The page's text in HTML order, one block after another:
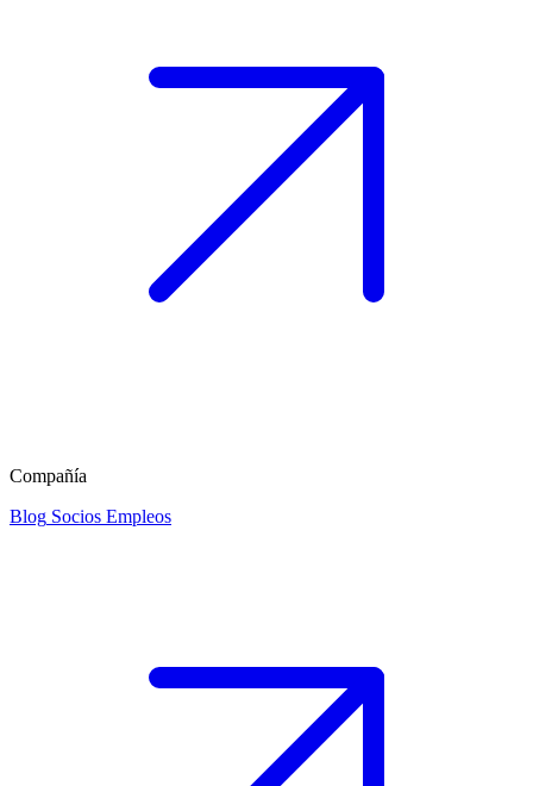
Compañía
Blog Socios Empleos